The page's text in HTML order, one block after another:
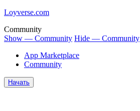
Loyverse.com
Community
Show — Community Hide — Community
App Marketplace
Community
Начать